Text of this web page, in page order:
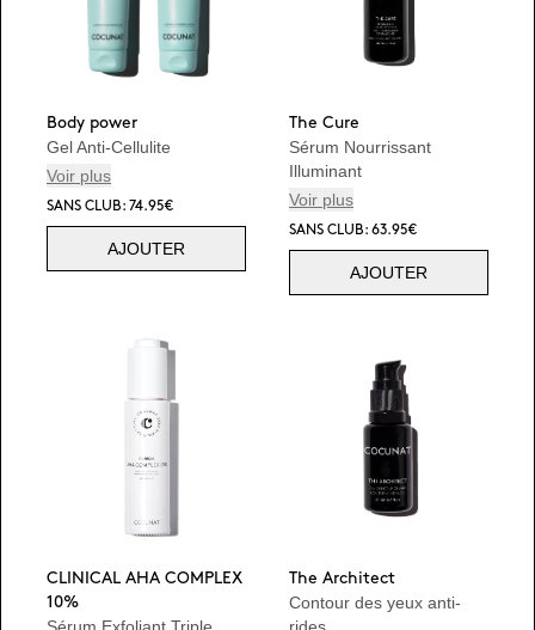
Body power
Gel Anti-Cellulite
Voir plus
SANS CLUB: 74.95€
AJOUTER
The Cure
Sérum Nourrissant
Illuminant
Voir plus
SANS CLUB: 63.95€
AJOUTER
CLINICAL AHA COMPLEX
10%
The Architect
Contour des yeux anti-